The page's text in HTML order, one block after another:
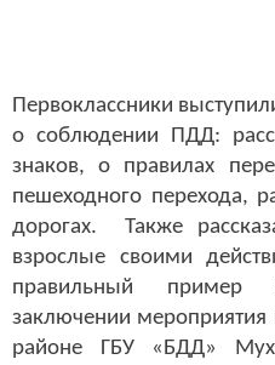
Первоклассники
о соблюдении ПДД:
знаков,о правилах
пешеходного перехода,
дорогах. Также
взрослые своими
правильный пример
заключении мероприятия
районе ГБУ «БДД»